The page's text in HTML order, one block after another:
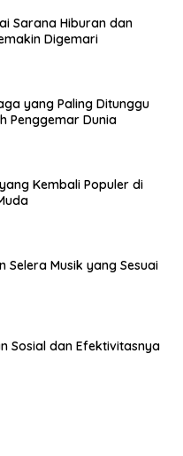
Sarana Hiburan dan
Digemari
yang Paling Ditunggu
Penggemar Dunia
Kembali Populer di
Selera Musik yang Sesuai
Sosial dan Efektivitasnya